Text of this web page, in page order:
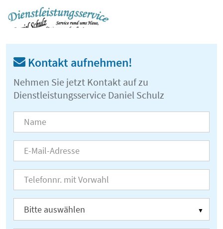
Kontakt aufnehmen!
Nehmen Sie jetzt Kontakt auf zu
Dienstleistungsservice Daniel Schulz